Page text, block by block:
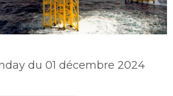
du 01 décembre 2024